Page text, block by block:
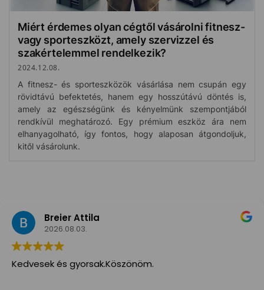
Miért érdemes olyan cégtől vásárolni fitnesz-
vagy sporteszközt, amely szervizzel és
szakértelemmel rendelkezik?
2024.12.08.
A fitnesz- és sporteszközök vásárlása nem csupán egy
rövidtávú befektetés, hanem egy hosszútávú döntés is,
amely az egészségünk és kényelmünk szempontjából
rendkívül meghatározó. Egy prémium eszköz ára nem
elhanyagolható, így fontos, hogy alaposan átgondoljuk,
kitől vásárolunk.
Breier Attila
2026.08.03.
Kedvesek és gyorsak.Köszönöm.